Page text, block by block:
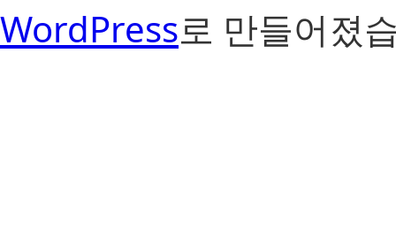
WordPress로 만들어졌